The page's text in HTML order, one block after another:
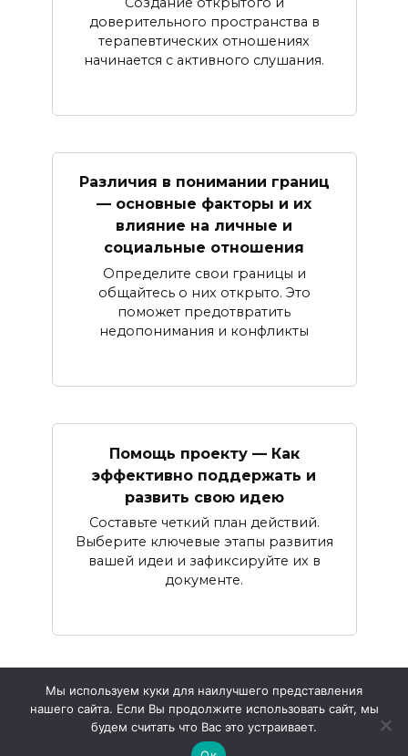
доверительного пространства в
терапевтических отношениях
начинается с активного слушания.
Различия в понимании границ
— основные факторы и их
влияние на личные и
социальные отношения
Определите свои границы и
общайтесь о них открыто. Это
поможет предотвратить
недопонимания и конфликты
Помощь проекту — Как
эффективно поддержать и
развить свою идею
Составьте четкий план действий.
Выберите ключевые этапы развития
вашей идеи и зафиксируйте их в
документе.
© 2026 Психология бизнеса
Мы используем куки для наилучшего представления
нашего сайта. Если Вы продолжите использовать сайт, мы
будем считать что Вас это устраивает.